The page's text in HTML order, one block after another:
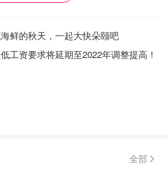
鲜的秋天，一起大快朵颐吧
工资要求将延期至2022年调整提高！
全部